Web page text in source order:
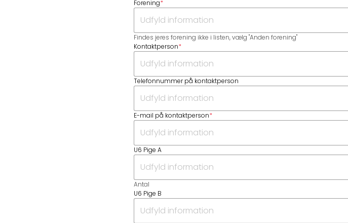
Forening*
Findes jeres forening ikke i listen, vælg "Anden forening"
Kontaktperson*
Telefonnummer på kontaktperson
E-mail på kontaktperson*
U6 Pige A
Antal
U6 Pige B